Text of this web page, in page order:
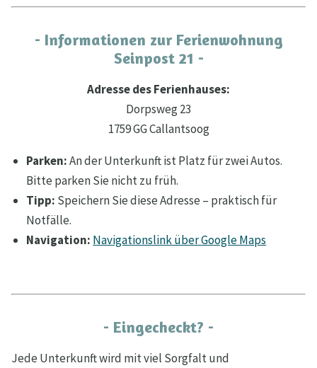
- Informationen zur Ferienwohnung
Seinpost 21 -
Adresse des Ferienhauses:
Dorpsweg 23
1759 GG Callantsoog
Parken:An der Unterkunft ist Platz für zwei Autos.
Bitte parken Sie nicht zu früh.
Tipp: Speichern Sie diese Adresse – praktisch für
Notfälle.
Navigation: Navigationslink über Google Maps
- Eingecheckt? -
Jede Unterkunft wird mit viel Sorgfalt und